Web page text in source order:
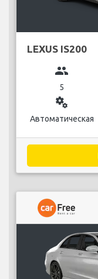
LEXUS IS200
group
5
miscellaneous_services
Автоматическая